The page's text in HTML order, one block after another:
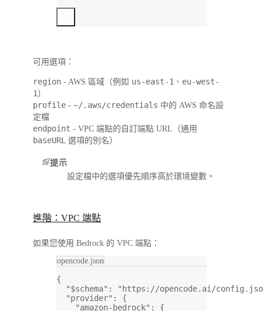
可用選項：
region - AWS 區域（例如 us-east-1 、 eu-west-
1 ）
profile - ~/.aws/credentials 中的 AWS 命名設
定檔
endpoint - VPC 端點的自訂端點 URL（通用
baseURL 選項的別名）
提示
設定檔中的選項優先順序高於環境變數。
進階：VPC 端點
如果您使用 Bedrock 的 VPC 端點：
opencode.json
{
"$schema" :
"https://opencode.ai/
"provider" : {
"amazon-bedrock" : {